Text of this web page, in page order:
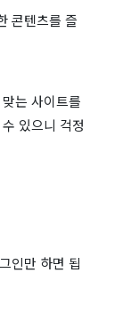
콘텐츠를 즐
는 사이트를
있으니 걱정
인만 하면 됩